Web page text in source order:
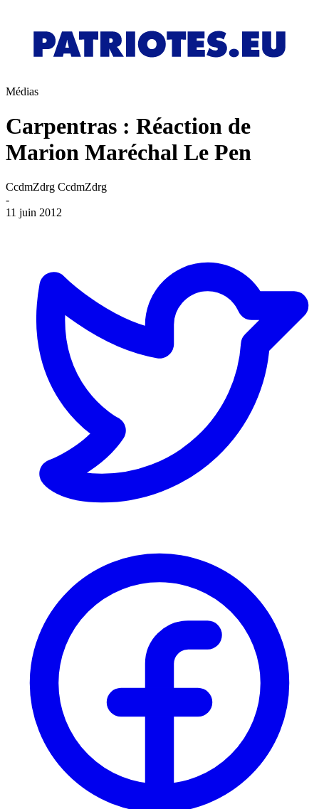
Médias
Carpentras : Réaction de
Marion Maréchal Le Pen
CcdmZdrg CcdmZdrg
-
11 juin 2012